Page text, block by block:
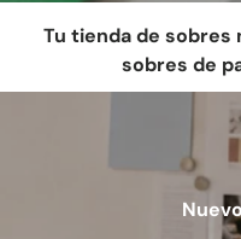
Tu tienda de sobres
sobres de